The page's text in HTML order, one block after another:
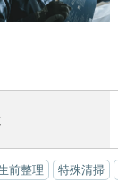
前整理 特殊清掃